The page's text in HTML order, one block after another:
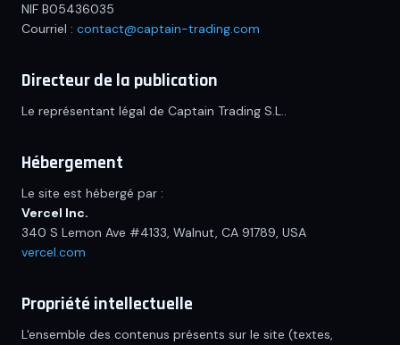
Le Dico
La Boutique
🌐 Langue / Language
NIF B05436035
Courriel : contact@captain-trading.com
Directeur de la publication
Le représentant légal de Captain Trading S.L..
Hébergement
Le site est hébergé par :
Vercel Inc.
340 S Lemon Ave #4133, Walnut, CA 91789, USA
vercel.com
Propriété intellectuelle
L'ensemble des contenus présents sur le site (textes,